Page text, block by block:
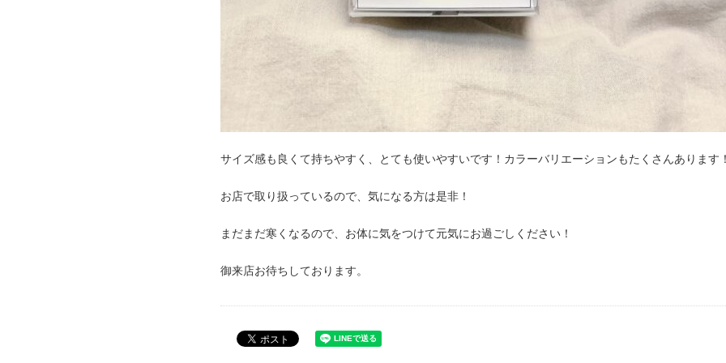
サイズ感も良くて持ちやすく、とても使いやすいです！カラーバリエーションもたくさんあります
お店で取り扱っているので、気になる方は是非！
まだまだ寒くなるので、お体に気をつけて元気にお過ごしください！
御来店お待ちしております。